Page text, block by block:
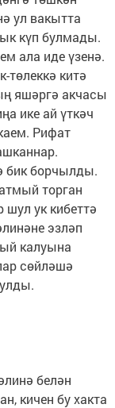
ул вакытта
күп булмады.
ала иде үзенә.
китә
яшәргә акчасы
ике ай үткәч
Рифат
бик борчылды.
торган
шул ук кибеттә
эзләп
калуына
сөйләшә
белән
кичен бу хакта